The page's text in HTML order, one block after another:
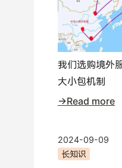
我们选购境外
大小包机制
→Read more
2024-09-09
长知识